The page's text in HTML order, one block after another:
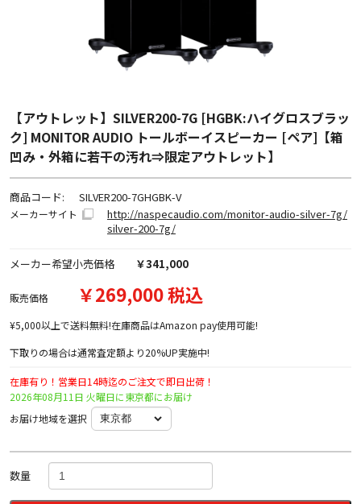
【アウトレット】SILVER200-7G [HGBK:ハイグロスブラッ
ク] MONITOR AUDIO トールボーイスピーカー [ペア]【箱
凹み・外箱に若干の汚れ⇒限定アウトレット】
商品コード: SILVER200-7GHGBK-V
メーカーサイト
http://naspecaudio.com/monitor-audio-silver-7g/
silver-200-7g/
メーカー希望小売価格 ￥341,000
販売価格 ￥269,000 税込
¥5,000以上で送料無料!在庫商品はAmazon pay使用可能!
下取りの場合は通常査定額より20%UP実施中!
在庫有り！営業日14時迄のご注文で即日出荷！
2026年08月11日 火曜日に東京都にお届け
お届け地域を選択
数量